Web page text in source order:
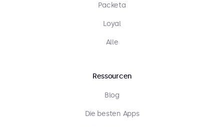
Packeta
Loyal
Alle
Ressourcen
Blog
Die besten Apps